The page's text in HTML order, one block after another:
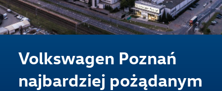
Strona główna
Volkswagen Poznań
najbardziej pożądanym